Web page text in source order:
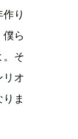
り
僕ら
。そ
リオ
ま